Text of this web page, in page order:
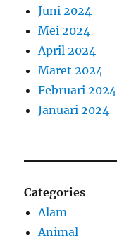
Juni 2024
Mei 2024
April 2024
Maret 2024
Februari 2024
Januari 2024
Categories
Alam
Animal